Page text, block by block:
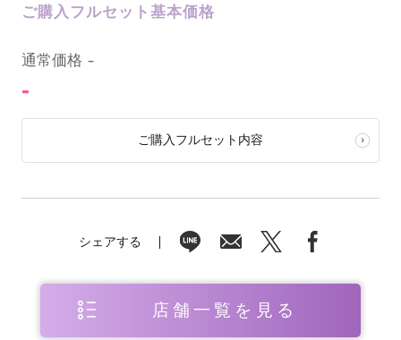
ご購入フルセット基本価格
通常価格 -
-
ご購入フルセット内容
シェアする
店舗一覧を見る